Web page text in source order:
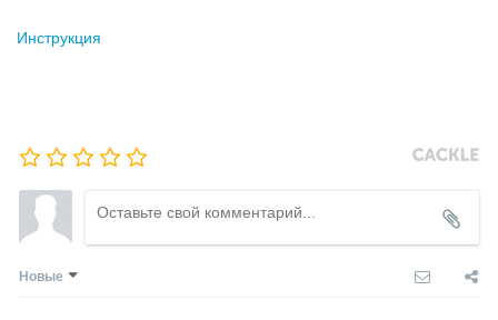
Инструкция
Новые